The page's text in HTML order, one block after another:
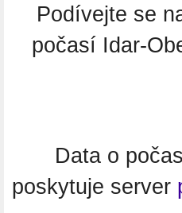
Podívejte se
počasí Idar-
Data o
poskytuje server